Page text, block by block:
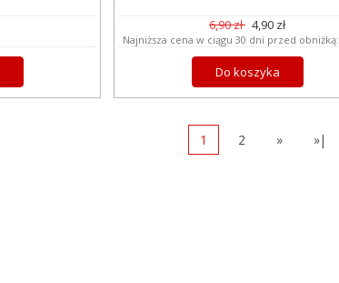
6,90 zł 4,90 zł
Najniższa cena w ciągu 30 dni przed obniżką:
Do koszyka
1 2 » »|